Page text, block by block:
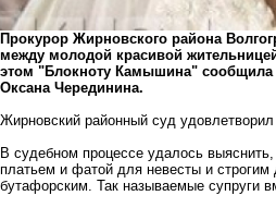
Прокурор Жирновского района
между молодой красивой
этом "Блокноту Камышина" сообщила
Оксана Черединина.
Жирновский районный суд удовлетворил
В судебном процессе удалось
платьем и фатой для невесты и
бутафорским. Так называемые супруги